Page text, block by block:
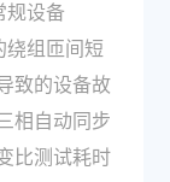
规设备
绕组匝间短
致的设备故
相自动同步
比测试耗时